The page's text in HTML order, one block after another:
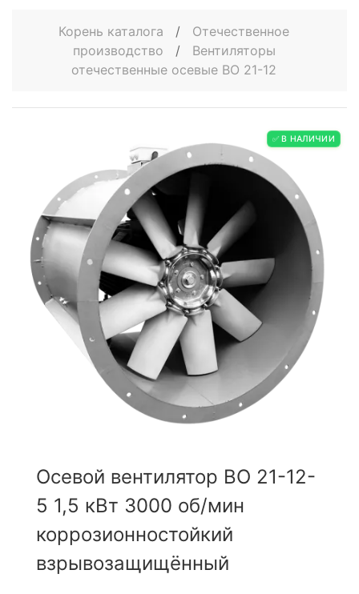
Корень каталога /
Отечественное
производство
/
Вентиляторы
отечественные осевые ВО 21-12
✅ В НАЛИЧИИ
Осевой вентилятор ВО 21-12-
5 1,5 кВт 3000 об/мин
коррозионностойкий
взрывозащищённый